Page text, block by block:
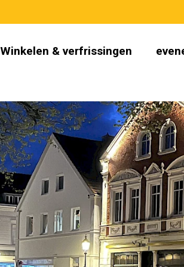
Winkelen & verfrissingen